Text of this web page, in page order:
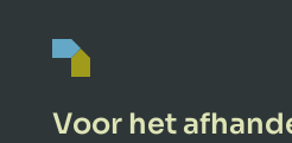
Voor het